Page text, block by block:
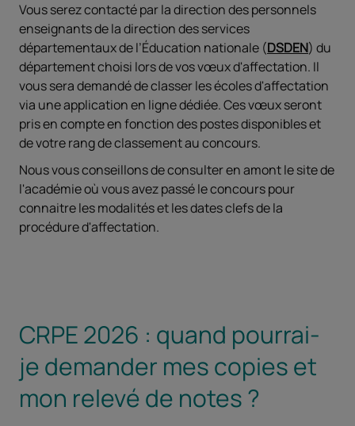
Vous serez contacté par la direction des personnels
enseignants de la direction des services
départementaux de l’Éducation nationale (DSDEN) du
département choisi lors de vos vœux d'affectation. Il
vous sera demandé de classer les écoles d'affectation
via une application en ligne dédiée. Ces vœux seront
pris en compte en fonction des postes disponibles et
de votre rang de classement au concours.
Nous vous conseillons de consulter en amont le site de
l'académie où vous avez passé le concours pour
connaitre les modalités et les dates clefs de la
procédure d'affectation.
CRPE 2026 : quand pourrai-
je demander mes copies et
mon relevé de notes ?